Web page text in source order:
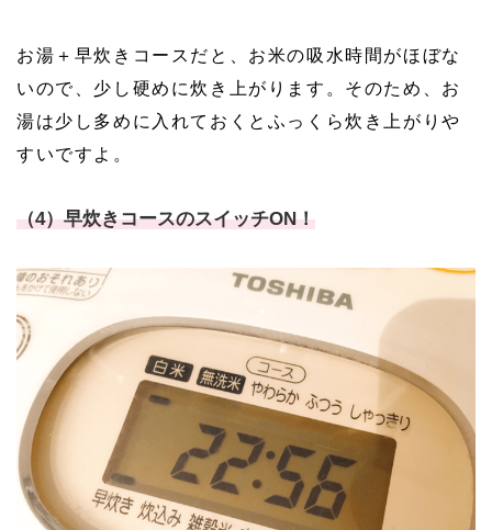
お湯＋早炊きコースだと、お米の吸水時間がほぼな
いので、少し硬めに炊き上がります。そのため、お
湯は少し多めに入れておくとふっくら炊き上がりや
すいですよ。
（4）早炊きコースのスイッチON！